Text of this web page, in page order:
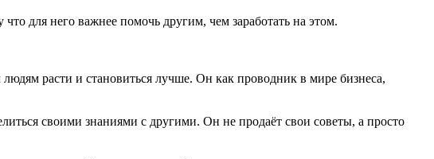
для него важнее помочь другим, чем заработать на этом.
расти и становиться лучше. Он как проводник в мире бизнеса,
своими знаниями с другими. Он не продаёт свои советы, а просто